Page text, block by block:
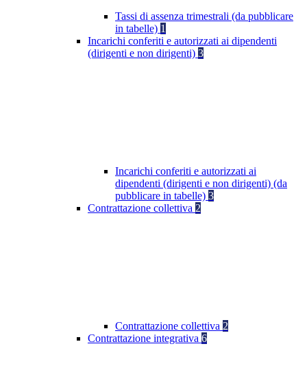
Tassi di assenza trimestrali (da pubblicare
in tabelle) 1
Incarichi conferiti e autorizzati ai dipendenti
(dirigenti e non dirigenti) 3
Incarichi conferiti e autorizzati ai
dipendenti (dirigenti e non dirigenti) (da
pubblicare in tabelle) 3
Contrattazione collettiva 2
Contrattazione collettiva 2
Contrattazione integrativa 6